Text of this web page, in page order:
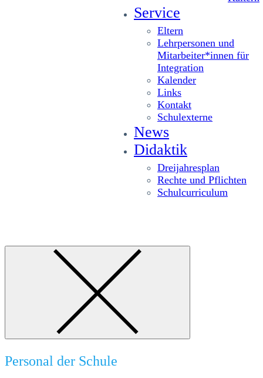
Service
Eltern
Lehrpersonen und
Mitarbeiter*innen für
Integration
Kalender
Links
Kontakt
Schulexterne
News
Didaktik
Dreijahresplan
Rechte und Pflichten
Schulcurriculum
Personal der Schule